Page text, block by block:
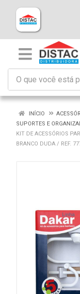
INÍCIO
SUPORTES E
KIT DE ACESSÓRIOS
BRANCO DUDA / REF.